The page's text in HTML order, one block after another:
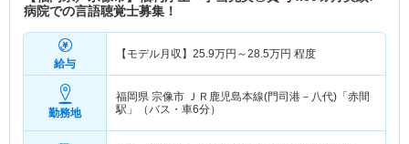
病院での言語聴覚士募集！
給与
【モデル月収】 25.9万円～28.5万円 程度
勤務地
福岡県 宗像市
ＪＲ鹿児島本線(門司港－八代)「赤間
駅」（バス・車6分）